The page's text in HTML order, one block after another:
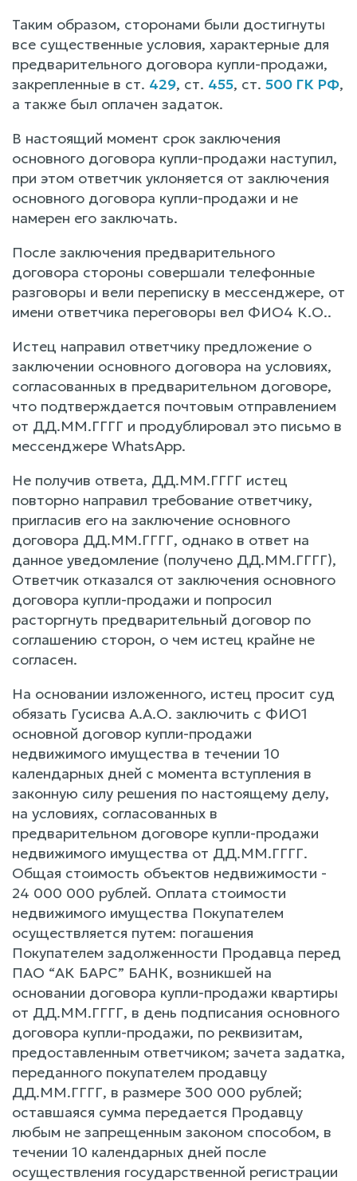
Таким образом, сторонами были достигнуты
все существенные условия, характерные для
предварительного договора купли-продажи,
закрепленные в ст. 429, ст. 455, ст. 500 ГК РФ,
а также был оплачен задаток.
В настоящий момент срок заключения
основного договора купли-продажи наступил,
при этом ответчик уклоняется от заключения
основного договора купли-продажи и не
намерен его заключать.
После заключения предварительного
договора стороны совершали телефонные
разговоры и вели переписку в мессенджере, от
имени ответчика переговоры вел ФИО4 К.О..
Истец направил ответчику предложение о
заключении основного договора на условиях,
согласованных в предварительном договоре,
что подтверждается почтовым отправлением
от ДД.ММ.ГГГГ и продублировал это письмо в
мессенджере WhatsApp.
Не получив ответа, ДД.ММ.ГГГГ истец
повторно направил требование ответчику,
пригласив его на заключение основного
договора ДД.ММ.ГГГГ, однако в ответ на
данное уведомление (получено ДД.ММ.ГГГГ),
Ответчик отказался от заключения основного
договора купли-продажи и попросил
расторгнуть предварительный договор по
соглашению сторон, о чем истец крайне не
согласен.
На основании изложенного, истец просит суд
обязать Гусисва А.А.О. заключить с ФИО1
основной договор купли-продажи
недвижимого имущества в течении 10
календарных дней с момента вступления в
законную силу решения по настоящему делу,
на условиях, согласованных в
предварительном договоре купли-продажи
недвижимого имущества от ДД.ММ.ГГГГ.
Общая стоимость объектов недвижимости -
24 000 000 рублей. Оплата стоимости
недвижимого имущества Покупателем
осуществляется путем: погашения
Покупателем задолженности Продавца перед
ПАО “АК БАРС” БАНК, возникшей на
основании договора купли-продажи квартиры
от ДД.ММ.ГГГГ, в день подписания основного
договора купли-продажи, по реквизитам,
предоставленным ответчиком; зачета задатка,
переданного покупателем продавцу
ДД.ММ.ГГГГ, в размере 300 000 рублей;
оставшаяся сумма передается Продавцу
любым не запрещенным законом способом, в
течении 10 календарных дней после
осуществления государственной регистрации